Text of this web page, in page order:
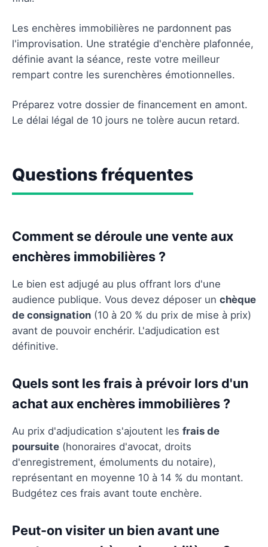
Les enchères immobilières ne pardonnent pas
l'improvisation. Une stratégie d'enchère plafonnée,
définie avant la séance, reste votre meilleur
rempart contre les surenchères émotionnelles.
Préparez votre dossier de financement en amont.
Le délai légal de 10 jours ne tolère aucun retard.
Questions fréquentes
Comment se déroule une vente aux
enchères immobilières ?
Le bien est adjugé au plus offrant lors d'une
audience publique. Vous devez déposer un chèque
de consignation (10 à 20 % du prix de mise à prix)
avant de pouvoir enchérir. L'adjudication est
définitive.
Quels sont les frais à prévoir lors d'un
achat aux enchères immobilières ?
Au prix d'adjudication s'ajoutent les frais de
poursuite (honoraires d'avocat, droits
d'enregistrement, émoluments du notaire),
représentant en moyenne 10 à 14 % du montant.
Budgétez ces frais avant toute enchère.
Peut-on visiter un bien avant une